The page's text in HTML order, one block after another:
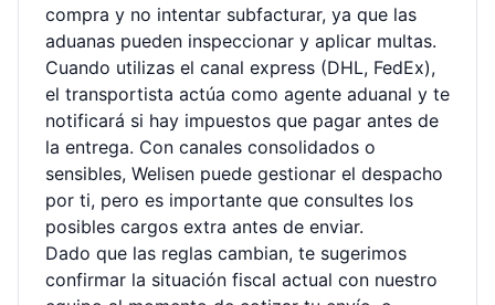
compra y no intentar subfacturar, ya que las
aduanas pueden inspeccionar y aplicar multas.
Cuando utilizas el canal express (DHL, FedEx),
el transportista actúa como agente aduanal y te
notificará si hay impuestos que pagar antes de
la entrega. Con canales consolidados o
sensibles, Welisen puede gestionar el despacho
por ti, pero es importante que consultes los
posibles cargos extra antes de enviar.
Dado que las reglas cambian, te sugerimos
confirmar la situación fiscal actual con nuestro